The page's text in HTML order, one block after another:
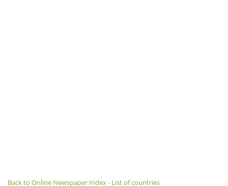
Back to Online Newspaper Index - List of countries